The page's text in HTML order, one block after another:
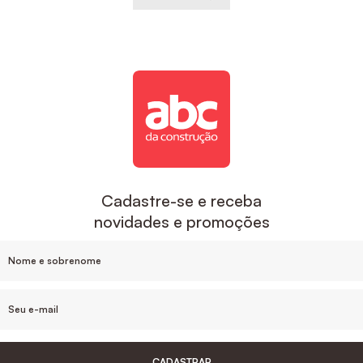
Cadastre-se e receba
novidades e promoções